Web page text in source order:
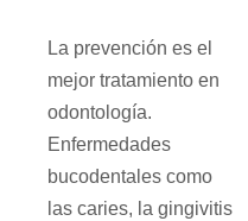
La prevención es el
mejor tratamiento en
odontología.
Enfermedades
bucodentales como
las caries, la gingivitis